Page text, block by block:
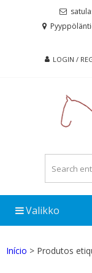
LOGIN /
Valikko
Início > Produtos